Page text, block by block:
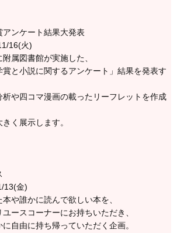
ンケート結果大発表
16(火)
属図書館が実施した、
説に関するアンケート」結果を発表す
コマ漫画の載ったリーフレットを作成
展示します。
13(金)
や誰かに読んで欲しい本を、
コーナーにお持ちいただき、
に持ち帰っていただく企画。